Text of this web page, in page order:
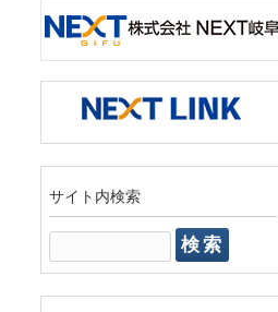
サイト内検索
索: